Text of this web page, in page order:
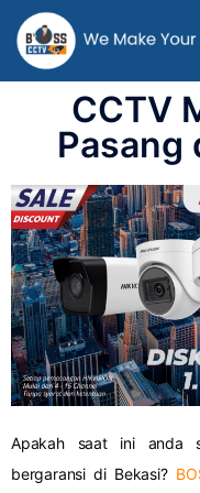
CCTV
Pasang
Apakah saat ini anda
bergaransi di Bekasi?